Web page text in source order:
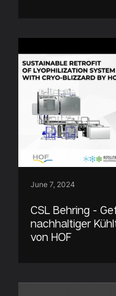
June 7, 2024
CSL Behring -
nachhaltiger
von HOF